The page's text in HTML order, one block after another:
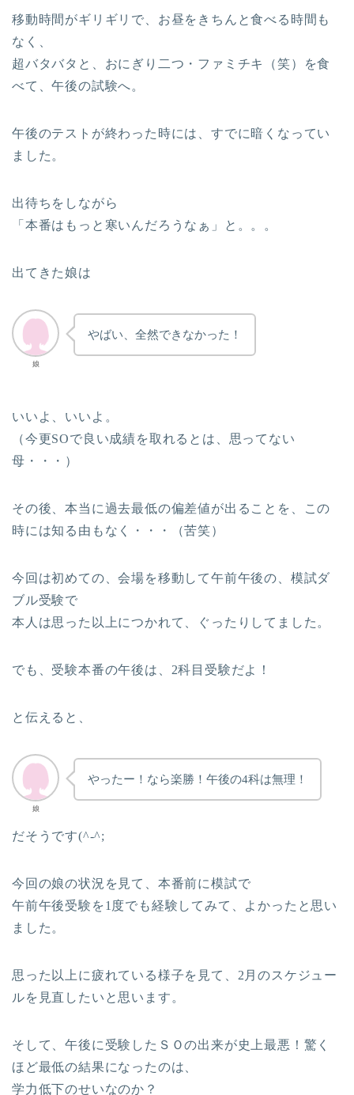
移動時間がギリギリで、お昼をきちんと食べる時間も
なく、
超バタバタと、おにぎり二つ・ファミチキ（笑）を食
べて、午後の試験へ。
午後のテストが終わった時には、すでに暗くなってい
ました。
出待ちをしながら
「本番はもっと寒いんだろうなぁ」と。。。
出てきた娘は
娘
やばい、全然できなかった！
いいよ、いいよ。
（今更SOで良い成績を取れるとは、思ってない
母・・・）
その後、本当に過去最低の偏差値が出ることを、この
時には知る由もなく・・・（苦笑）
今回は初めての、会場を移動して午前午後の、模試ダ
ブル受験で
本人は思った以上につかれて、ぐったりしてました。
でも、受験本番の午後は、2科目受験だよ！
と伝えると、
娘
やったー！なら楽勝！午後の4科は無理！
だそうです(^-^;
今回の娘の状況を見て、本番前に模試で
午前午後受験を1度でも経験してみて、よかったと思い
ました。
思った以上に疲れている様子を見て、2月のスケジュー
ルを見直したいと思います。
そして、午後に受験したＳＯの出来が史上最悪！驚く
ほど最低の結果になったのは、
学力低下のせいなのか？